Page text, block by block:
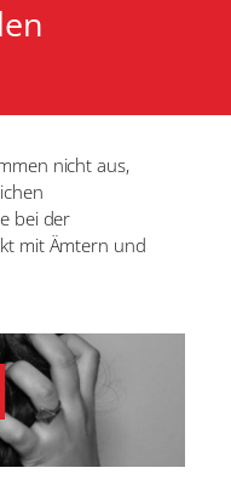
nicht aus,
bei der
mit Ämtern und